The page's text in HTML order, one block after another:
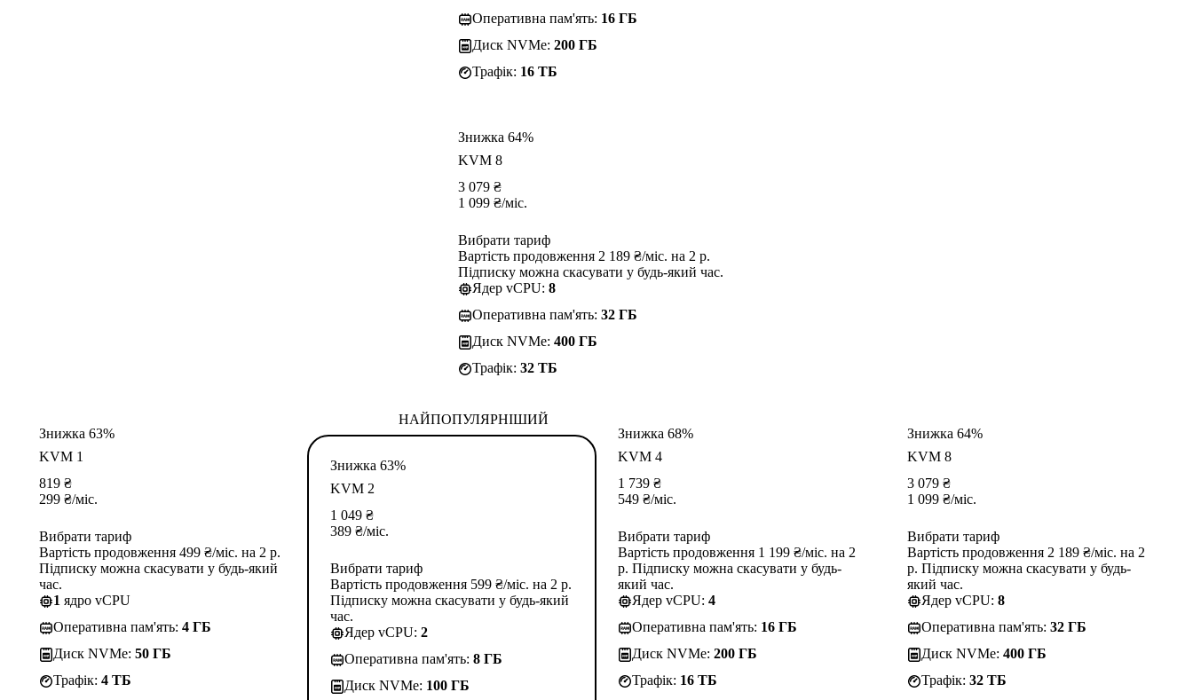
Оперативна пам'ять: 16 ГБ
Диск NVMe: 200 ГБ
Трафік: 16 TБ
Знижка 64%
KVM 8
3 079 ₴
1 099 ₴/міс.
Вибрати тариф
Вартість продовження 2 189 ₴/міс. на 2 р.
Підписку можна скасувати у будь-який час.
Ядер vCPU: 8
Оперативна пам'ять: 32 ГБ
Диск NVMe: 400 ГБ
Трафік: 32 TБ
Знижка 63%
KVM 1
819 ₴
299 ₴/міс.
Вибрати тариф
Вартість продовження 499 ₴/міс. на 2 р.
Підписку можна скасувати у будь-який
час.
1 ядро vCPU
Оперативна пам'ять: 4 ГБ
Диск NVMe: 50 ГБ
Трафік: 4 TБ
НАЙПОПУЛЯРНІШИЙ
Знижка 63%
KVM 2
1 049 ₴
389 ₴/міс.
Вибрати тариф
Вартість продовження 599 ₴/міс. на 2 р.
Підписку можна скасувати у будь-який
час.
Ядер vCPU: 2
Оперативна пам'ять: 8 ГБ
Диск NVMe: 100 ГБ
Знижка 68%
KVM 4
1 739 ₴
549 ₴/міс.
Вибрати тариф
Вартість продовження 1 199 ₴/міс. на 2
р. Підписку можна скасувати у будь-
який час.
Ядер vCPU: 4
Оперативна пам'ять: 16 ГБ
Диск NVMe: 200 ГБ
Трафік: 16 TБ
Знижка 64%
KVM 8
3 079 ₴
1 099 ₴/міс.
Вибрати тариф
Вартість продовження 2 189 ₴/міс. на 2
р. Підписку можна скасувати у будь-
який час.
Ядер vCPU: 8
Оперативна пам'ять: 32 ГБ
Диск NVMe: 400 ГБ
Трафік: 32 TБ